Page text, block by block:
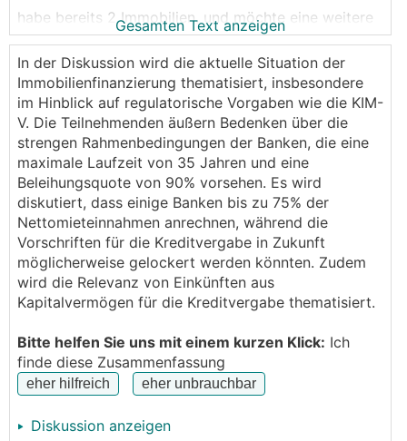
habe bereits 2 Immobilien, und möchte eine weitere
zur Vermietung kaufen.
In der Vergangenheit hat mir hier die KIM-V einen
Strich durch die Rechnung gemacht.
Obwohl sich die Immos, die ich kaufe, selbst tragen
(bzw. tragen würden), setzen die Banken scheinbar
immer so niedrige Bewertungen für die Mieten an,
dass die 40% Hürde (max. Rate gemessen am
Einkommen) schnell gerissen war.
Ist bereits bekannt, ob und welche Banken ab Juli
wieder etwas mehr mit sich reden lassen und
einen Investment-Case (auch ohne GmbH)
unterstützen?
Würde mich über Infos dazu freuen!
LG
Gesamten Text anzeigen
In der Diskussion wird die aktuelle Situation der
Immobilienfinanzierung thematisiert, insbesondere
im Hinblick auf regulatorische Vorgaben wie die KIM-
V. Die Teilnehmenden äußern Bedenken über die
strengen Rahmenbedingungen der Banken, die eine
maximale Laufzeit von 35 Jahren und eine
Beleihungsquote von 90% vorsehen. Es wird
diskutiert, dass einige Banken bis zu 75% der
Nettomieteinnahmen anrechnen, während die
Vorschriften für die Kreditvergabe in Zukunft
möglicherweise gelockert werden könnten. Zudem
wird die Relevanz von Einkünften aus
Kapitalvermögen für die Kreditvergabe thematisiert.
Bitte helfen Sie uns mit einem kurzen Klick: Ich
finde diese Zusammenfassung
Diskussion anzeigen